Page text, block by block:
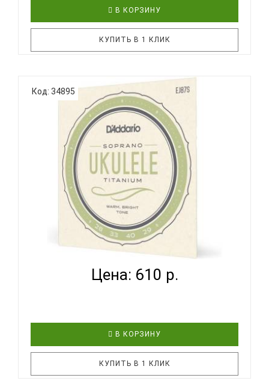
В КОРЗИНУ
КУПИТЬ В 1 КЛИК
Струны D'Addario для укулеле из титанового
материала. Комплект струн D'Addario EJ87C
разработан для применения на всех концертных
инструментах укулеле. Все струны комплекта
изготавливаются из титанового материала с
ярким звучанием и оптимизированы ..
Код: 34895
D'ADDARIO EJ87 S - СТРУНЫ ДЛЯ УКУЛЕЛЕ
СОПРАНО...
Цена: 610 р.
В КОРЗИНУ
КУПИТЬ В 1 КЛИК